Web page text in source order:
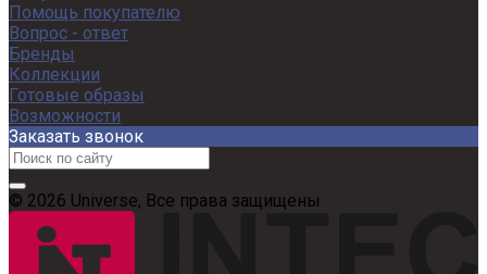
Помощь покупателю
Вопрос - ответ
Бренды
Коллекции
Готовые образы
Возможности
Заказать звонок
© 2026 Universe, Все права защищены